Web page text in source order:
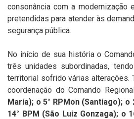
consonância com a modernização
pretendidas para atender às
segurança pública.
No início de sua história o
três unidades subordinadas,
territorial sofrido várias alterações.
coordenação do Comando
Maria); o 5° RPMon (Santiago); o
14° BPM (São Luiz Gonzaga); o